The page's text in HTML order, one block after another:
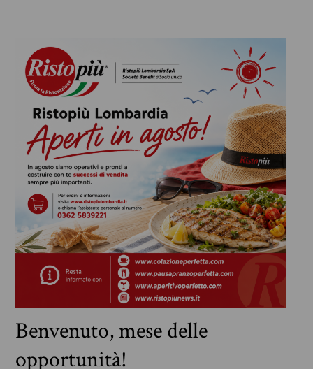
Benvenuto, mese delle
opportunità!